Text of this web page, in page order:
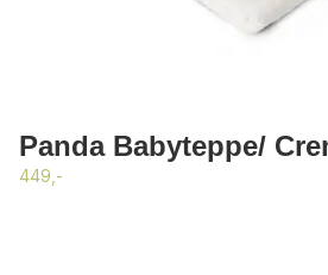
Panda Babyteppe/
449,-